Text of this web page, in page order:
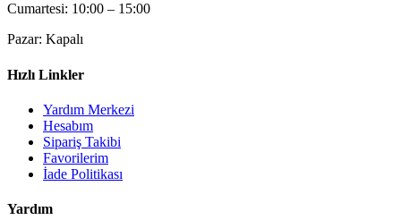
Cumartesi: 10:00 – 15:00
Pazar: Kapalı
Hızlı Linkler
Yardım Merkezi
Hesabım
Sipariş Takibi
Favorilerim
İade Politikası
Yardım